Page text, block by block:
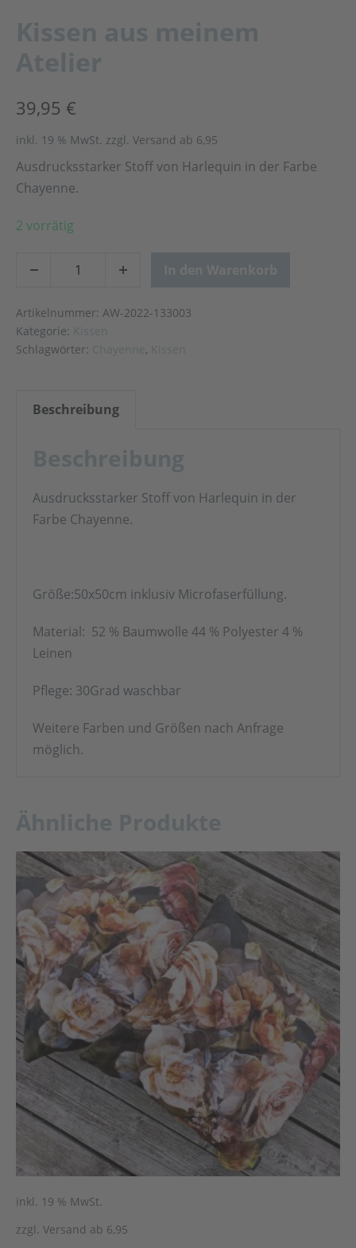
39,95 €
inkl. 19 % MwSt. zzgl. Versand ab 6,95
Ausdrucksstarker Stoff von Harlequin in der Farbe
Chayenne.
2 vorrätig
Artikelnummer: AW-2022-133003
Kategorie:
Schlagwörter:
,
Beschreibung
Ausdrucksstarker Stoff von Harlequin in der
Farbe Chayenne.
Größe:50x50cm inklusiv Microfaserfüllung.
Material: 52 % Baumwolle 44 % Polyester 4 %
Leinen
Pflege: 30Grad waschbar
Weitere Farben und Größen nach Anfrage
möglich.
inkl. 19 % MwSt.
zzgl. Versand ab 6,95